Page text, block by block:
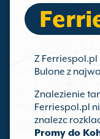
Z Ferriespol.pl
Bulone z
Znalezienie
Ferriespol.pl
znalezc
Promy do